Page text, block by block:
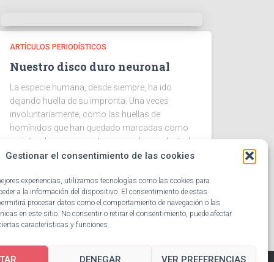
Gestionar el consentimiento de las cookies
experiencias, utilizamos tecnologías como las cookies para
a la información del dispositivo. El consentimiento de estas
procesar datos como el comportamiento de navegación o las
en este sitio. No consentir o retirar el consentimiento, puede afectar
características y funciones.
DENEGAR VER PREFERENCIAS
ARTÍCULOS PERIODÍSTICOS
Nuestro disco duro neuronal
La especie humana, desde siempre, ha ido
dejando huella de su impronta. Una veces
involuntariamente, como las huellas de
homínidos que han quedado marcadas como
registro de su paso y otras, con plena voluntad,
qué